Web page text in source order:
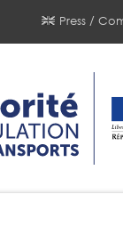
Press /